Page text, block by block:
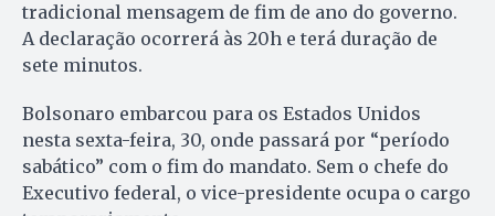
tradicional mensagem de fim de ano do governo.
A declaração ocorrerá às 20h e terá duração de
sete minutos.
Bolsonaro embarcou para os Estados Unidos
nesta sexta-feira, 30, onde passará por “período
sabático” com o fim do mandato. Sem o chefe do
Executivo federal, o vice-presidente ocupa o cargo